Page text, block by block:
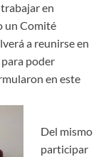
en
un Comité
a reunirse en
poder
en este
Del mismo
participar